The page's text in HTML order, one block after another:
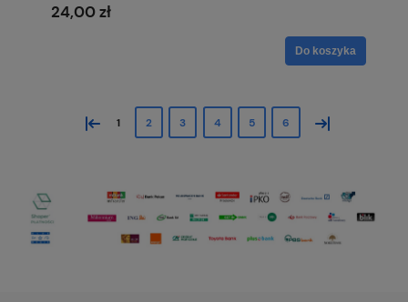
24,00 zł
Do koszyka
« 1 2 3 4 5 6 »